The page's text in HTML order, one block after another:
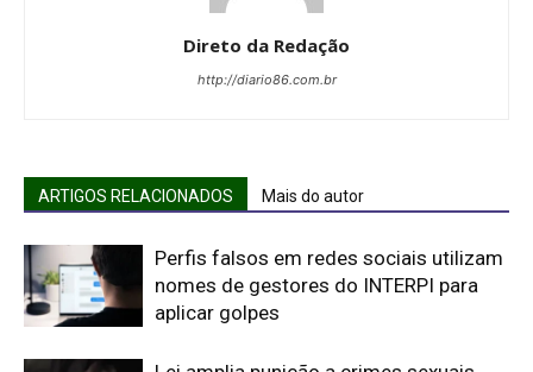
Direto da Redação
http://diario86.com.br
ARTIGOS RELACIONADOS Mais do autor
Perfis falsos em redes sociais utilizam
nomes de gestores do INTERPI para
aplicar golpes